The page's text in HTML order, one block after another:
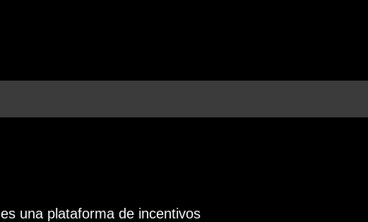
es una plataforma de incentivos